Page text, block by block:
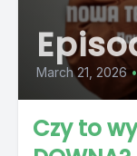
March 21, 2026 •
Czy to